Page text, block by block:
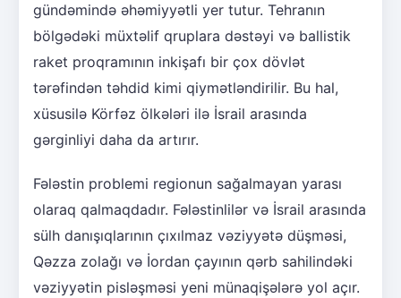
gündəmində əhəmiyyətli yer tutur. Tehranın
bölgədəki müxtəlif qruplara dəstəyi və ballistik
raket proqramının inkişafı bir çox dövlət
tərəfindən təhdid kimi qiymətləndirilir. Bu hal,
xüsusilə Körfəz ölkələri ilə İsrail arasında
gərginliyi daha da artırır.
Fələstin problemi regionun sağalmayan yarası
olaraq qalmaqdadır. Fələstinlilər və İsrail arasında
sülh danışıqlarının çıxılmaz vəziyyətə düşməsi,
Qəzza zolağı və İordan çayının qərb sahilindəki
vəziyyətin pisləşməsi yeni münaqişələrə yol açır.